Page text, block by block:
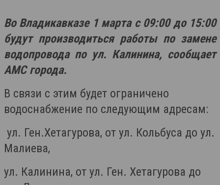
Во Владикавказе 1 марта с 09:00 до 15:00
будут производиться работы по замене
водопровода по ул. Калинина, сообщает
АМС города.
В связи с этим будет ограничено
водоснабжение по следующим адресам:
ул. Ген.Хетагурова, от ул. Кольбуса до ул.
Малиева,
ул. Калинина, от ул. Ген. Хетагурова до